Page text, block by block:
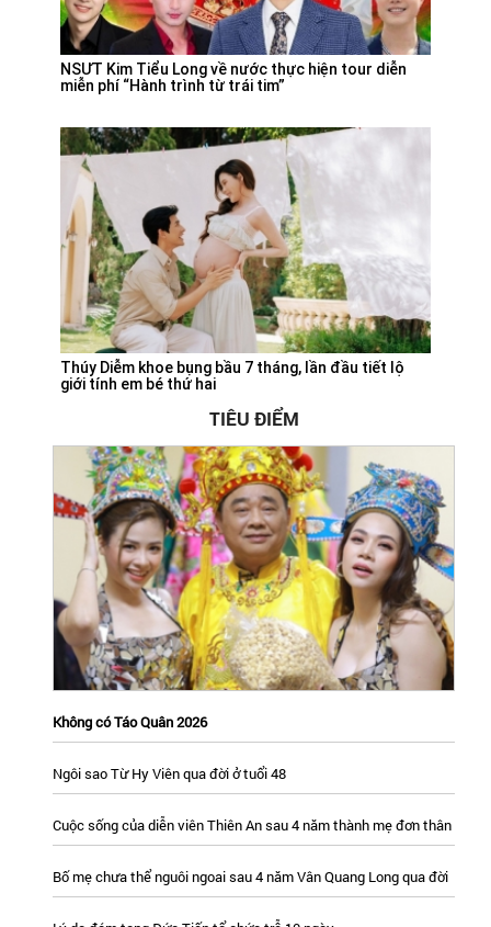
NSƯT Kim Tiểu Long về nước thực hiện tour diễn
miễn phí “Hành trình từ trái tim”
Thúy Diễm khoe bụng bầu 7 tháng, lần đầu tiết lộ
giới tính em bé thứ hai
TIÊU ĐIỂM
Không có Táo Quân 2026
Ngôi sao Từ Hy Viên qua đời ở tuổi 48
Cuộc sống của diễn viên Thiên An sau 4 năm thành mẹ đơn thân
Bố mẹ chưa thể nguôi ngoai sau 4 năm Vân Quang Long qua đời